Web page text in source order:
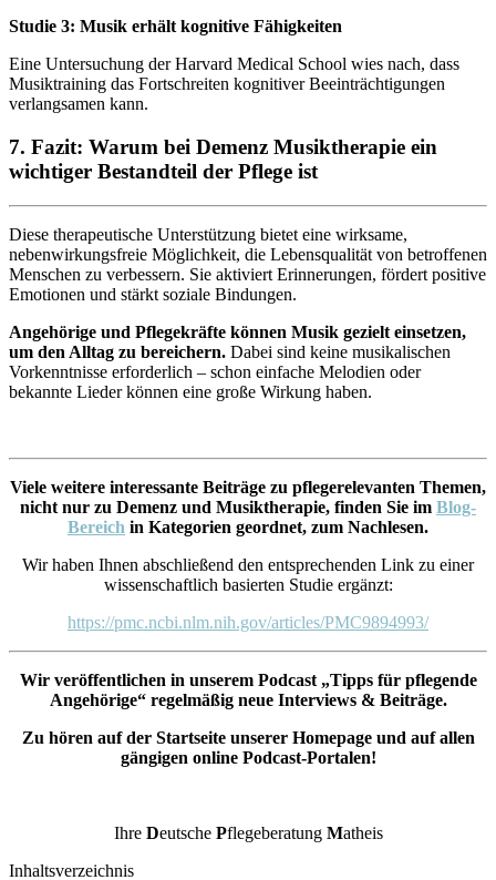
Studie 3: Musik erhält kognitive Fähigkeiten
Eine Untersuchung der Harvard Medical School wies nach, dass
Musiktraining das Fortschreiten kognitiver Beeinträchtigungen
verlangsamen kann.
7. Fazit: Warum bei Demenz Musiktherapie ein
wichtiger Bestandteil der Pflege ist
Diese therapeutische Unterstützung bietet eine wirksame,
nebenwirkungsfreie Möglichkeit, die Lebensqualität von betroffenen
Menschen zu verbessern. Sie aktiviert Erinnerungen, fördert positive
Emotionen und stärkt soziale Bindungen.
Angehörige und Pflegekräfte können Musik gezielt einsetzen,
um den Alltag zu bereichern. Dabei sind keine musikalischen
Vorkenntnisse erforderlich – schon einfache Melodien oder
bekannte Lieder können eine große Wirkung haben.
Viele weitere interessante Beiträge zu pflegerelevanten Themen,
nicht nur zu Demenz und Musiktherapie, finden Sie im Blog-
Bereich in Kategorien geordnet, zum Nachlesen.
Wir haben Ihnen abschließend den entsprechenden Link zu einer
wissenschaftlich basierten Studie ergänzt:
https://pmc.ncbi.nlm.nih.gov/articles/PMC9894993/
Wir veröffentlichen in unserem Podcast „Tipps für pflegende
Angehörige“ regelmäßig neue Interviews & Beiträge.
Zu hören auf der Startseite unserer Homepage und auf allen
gängigen online Podcast-Portalen!
Ihre Deutsche Pflegeberatung Matheis
Inhaltsverzeichnis